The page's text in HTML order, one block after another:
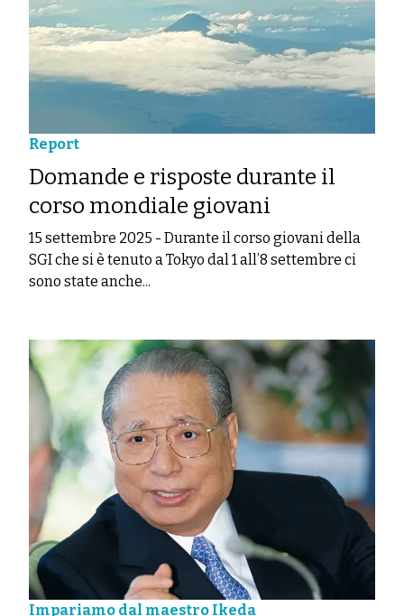
Report
Domande e risposte durante il
corso mondiale giovani
15 settembre 2025 - Durante il corso giovani della
SGI che si è tenuto a Tokyo dal 1 all’8 settembre ci
sono state anche...
Impariamo dal maestro Ikeda